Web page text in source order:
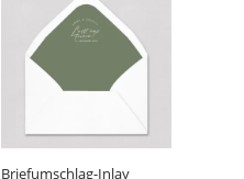
Briefumschlag-Inlay
Produkt
weist
mehrere
Varianten
Optionen
können